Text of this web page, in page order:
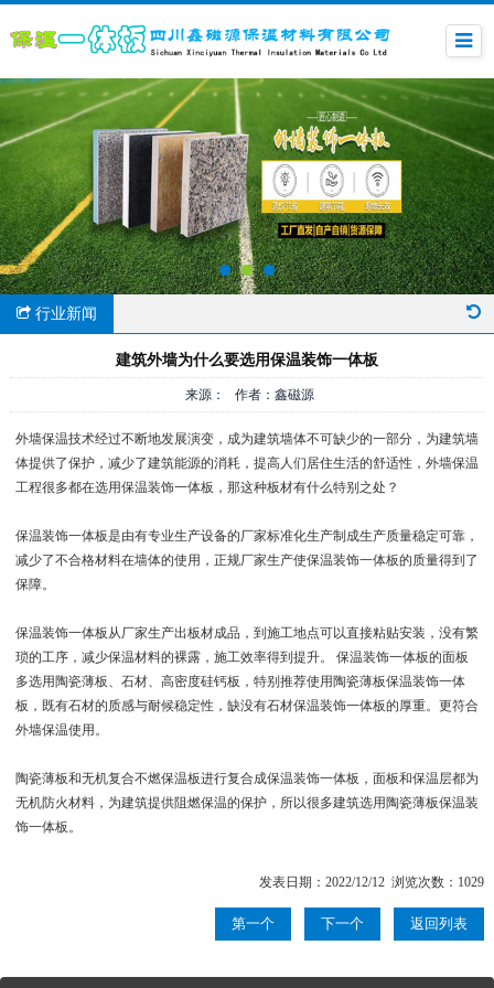
行业新闻
建筑外墙为什么要选用保温装饰一体板
来源： 作者：鑫磁源
外墙保温技术经过不断地发展演变，成为建筑墙体不可缺少的一部分，为建筑墙
体提供了保护，减少了建筑能源的消耗，提高人们居住生活的舒适性，外墙保温
工程很多都在选用保温装饰一体板，那这种板材有什么特别之处？
保温装饰一体板是由有专业生产设备的厂家标准化生产制成生产质量稳定可靠，
减少了不合格材料在墙体的使用，正规厂家生产使保温装饰一体板的质量得到了
保障。
保温装饰一体板从厂家生产出板材成品，到施工地点可以直接粘贴安装，没有繁
琐的工序，减少保温材料的裸露，施工效率得到提升。 保温装饰一体板的面板
多选用陶瓷薄板、石材、高密度硅钙板，特别推荐使用陶瓷薄板保温装饰一体
板，既有石材的质感与耐候稳定性，缺没有石材保温装饰一体板的厚重。更符合
外墙保温使用。
陶瓷薄板和无机复合不燃保温板进行复合成保温装饰一体板，面板和保温层都为
无机防火材料，为建筑提供阻燃保温的保护，所以很多建筑选用陶瓷薄板保温装
饰一体板。
发表日期：2022/12/12 浏览次数：1029
第一个 下一个 返回列表